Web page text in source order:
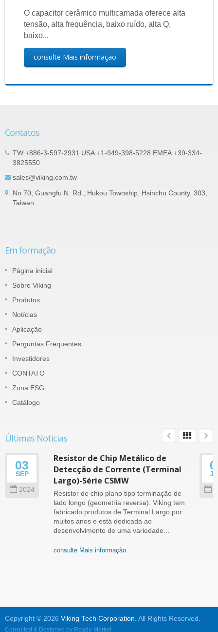
O capacitor cerâmico multicamada oferece alta
tensão, alta frequência, baixo ruído, alta Q,
baixo...
consulte Mais informação
Contatos
TW:+886-3-597-2931 USA:+1-949-398-5228 EMEA:+39-334-
3825550
sales@viking.com.tw
No.70, Guangfu N. Rd., Hukou Township, Hsinchu County, 303,
Taiwan
Em formação
Página inicial
Sobre Viking
Produtos
Notícias
Aplicação
Perguntas Frequentes
Investidores
CONTATO
Zona ESG
Catálogo
Últimas Notícias
03
SEP
2024
Resistor de Chip Metálico de
Detecção de Corrente (Terminal
Largo)-Série CSMW
Resistor de chip plano tipo terminação de
lado longo (geometria reversa). Viking tem
fabricado produtos de Terminal Largo por
muitos anos e está dedicada ao
desenvolvimento de uma variedade...
consulte Mais informação
Copyright © 2026 Viking Tech Corporation. All Rights Reserved.
Consulted & Designed by Ready-Market.